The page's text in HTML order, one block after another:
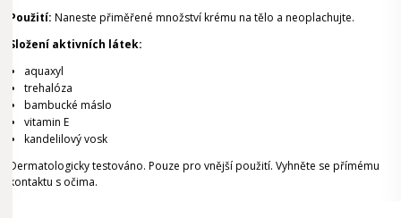
Použití: Naneste přiměřené množství krému na tělo a neoplachujte.
Složení aktivních látek:
aquaxyl
trehalóza
bambucké máslo
vitamin E
kandelilový vosk
Dermatologicky testováno. Pouze pro vnější použití. Vyhněte se přímému
kontaktu s očima.